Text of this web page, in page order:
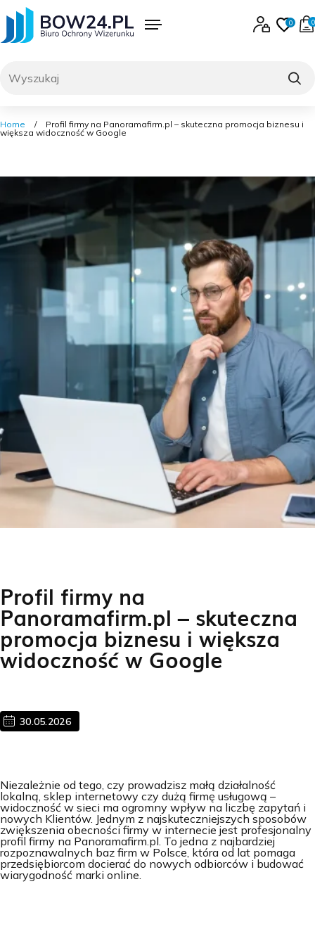
to
Menu Zaloguj się lub
0 0
Home /
Profil firmy na Panoramafirm.pl – skuteczna promocja biznesu i
większa widoczność w Google
Profil firmy na
Panoramafirm.pl – skuteczna
promocja biznesu i większa
widoczność w Google
30.05.2026
Niezależnie od tego, czy prowadzisz małą działalność
lokalną, sklep internetowy czy dużą firmę usługową –
widoczność w sieci ma ogromny wpływ na liczbę zapytań i
nowych Klientów. Jednym z najskuteczniejszych sposobów
zwiększenia obecności firmy w internecie jest profesjonalny
profil firmy na Panoramafirm.pl. To jedna z najbardziej
rozpoznawalnych baz firm w Polsce, która od lat pomaga
przedsiębiorcom docierać do nowych odbiorców i budować
wiarygodność marki online.